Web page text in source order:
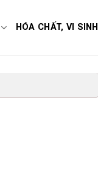
HÓA CHẤT, VI SINH